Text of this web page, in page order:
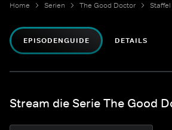
Home Serien The Good Doctor Staffel
EPISODENGUIDE DETAILS
Stream die Serie The Good